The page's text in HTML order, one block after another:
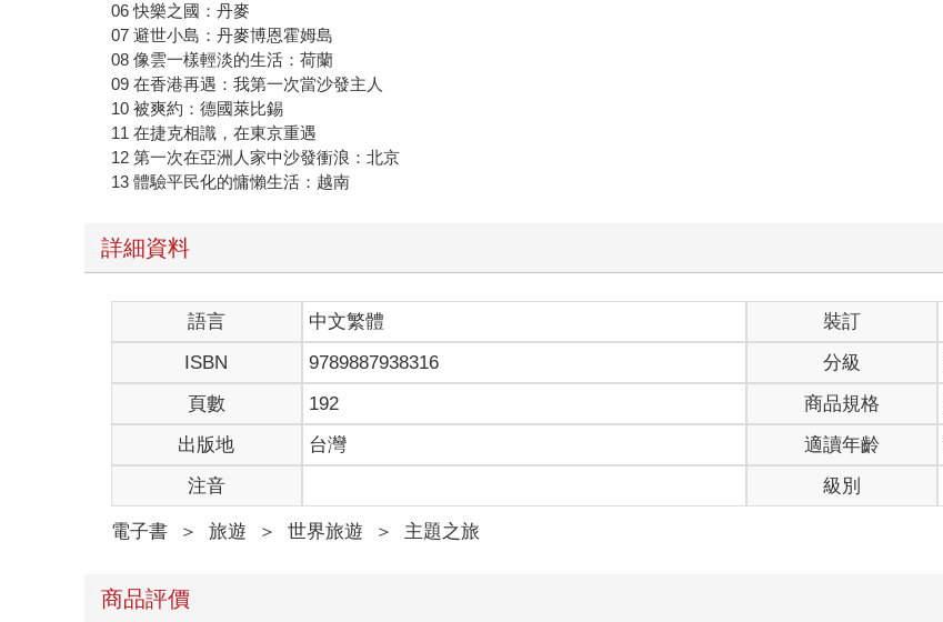
06 快樂之國：丹麥
07 避世小島：丹麥博恩霍姆島
08 像雲一樣輕淡的生活：荷蘭
09 在香港再遇：我第一次當沙發主人
10 被爽約：德國萊比錫
11 在捷克相識，在東京重遇
12 第一次在亞洲人家中沙發衝浪：北京
13 體驗平民化的慵懶生活：越南
詳細資料
語言 中文繁體
裝訂
ISBN
9789887938316 分級
頁數
192 商品規格
出版地
台灣 適讀年齡
注音
級別
電子書 ＞ 旅遊 ＞ 世界旅遊 ＞ 主題之旅
商品評價